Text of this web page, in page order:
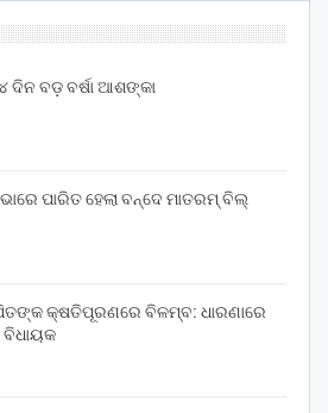
ଦିନ ବଡ଼ ବର୍ଷା ଆଶଙ୍କା
ପାରିତ ହେଲା ବନ୍ଦେ ମାତରମ୍‌ ବିଲ୍‌
କ୍ଷତିପୂରଣରେ ବିଳମ୍ବ: ଧାରଣାରେ